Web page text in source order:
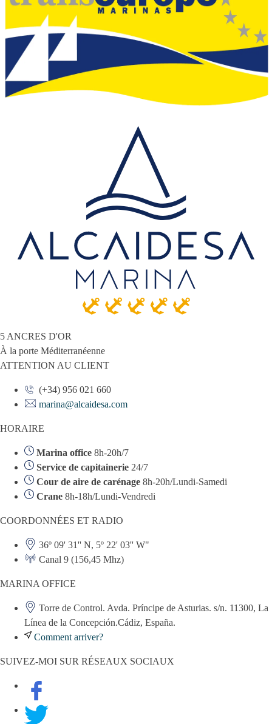
5 ANCRES D'OR
À la porte Méditerranéenne
ATTENTION AU CLIENT
(+34) 956 021 660
marina@alcaidesa.com
HORAIRE
Marina office 8h-20h/7
Service de capitainerie 24/7
Cour de aire de carénage 8h-20h/Lundi-Samedi
Crane 8h-18h/Lundi-Vendredi
COORDONNÉES ET RADIO
36º 09' 31'' N, 5º 22' 03'' W"
Canal 9 (156,45 Mhz)
MARINA OFFICE
Torre de Control. Avda. Príncipe de Asturias. s/n. 11300, La
Línea de la Concepción.Cádiz, España.
Comment arriver?
SUIVEZ-MOI SUR RÉSEAUX SOCIAUX